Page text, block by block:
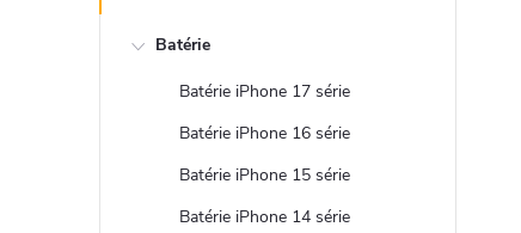
Batérie
Batérie iPhone 17 série
Batérie iPhone 16 série
Batérie iPhone 15 série
Batérie iPhone 14 série